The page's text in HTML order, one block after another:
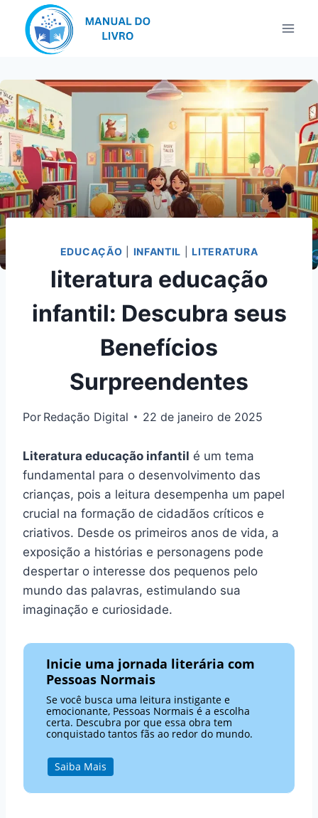
EDUCAÇÃO INFANTIL |LITERATURA
literatura educação
infantil: Descubra seus
Benefícios
Surpreendentes
Por Redação Digital 22 de janeiro de 2025
Literatura educação infantil é um tema
fundamental para o desenvolvimento das
crianças, pois a leitura desempenha um papel
crucial na formação de cidadãos críticos e
criativos. Desde os primeiros anos de vida, a
exposição a histórias e personagens pode
despertar o interesse dos pequenos pelo
mundo das palavras, estimulando sua
imaginação e curiosidade.
Inicie uma jornada literária com
Pessoas Normais
Se você busca uma leitura instigante e
emocionante, Pessoas Normais é a escolha
certa. Descubra por que essa obra tem
conquistado tantos fãs ao redor do mundo.
Saiba Mais